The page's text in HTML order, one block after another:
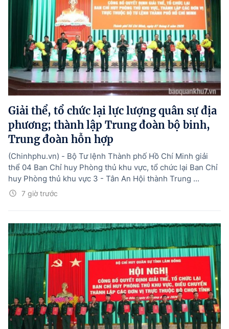
Giải thể, tổ chức lại lực lượng quân sự địa
phương; thành lập Trung đoàn bộ binh,
Trung đoàn hỗn hợp
7 giờ trước
(Chinhphu.vn) - Bộ Tư lệnh Thành phố Hồ Chí Minh giải
thể 04 Ban Chỉ huy Phòng thủ khu vực, tổ chức lại Ban Chỉ
huy Phòng thủ khu vực 3 - Tân An Hội thành Trung ...